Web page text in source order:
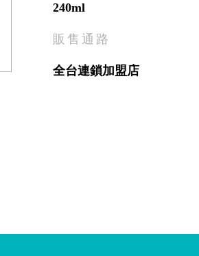
240ml
販售通路
全台連鎖加盟店